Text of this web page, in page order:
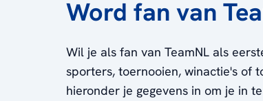
Word fan van
Wil je als fan van TeamNL als
sporters, toernooien, winactie's of
hieronder je gegevens in om je in